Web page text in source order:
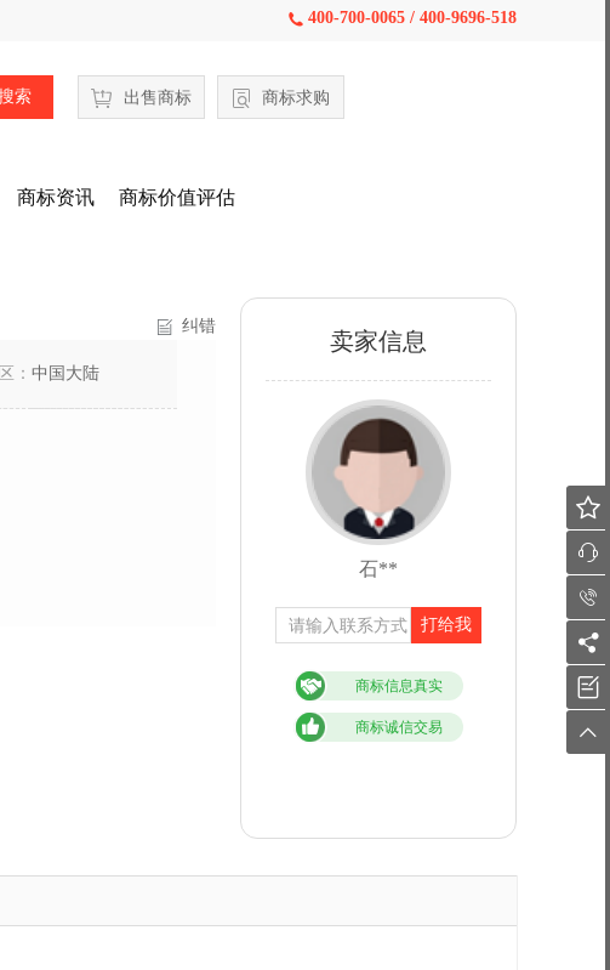
 400-700-0065 / 400-9696-518
索 出售商标 商标求购
商标资讯 商标价值评估
纠错
： 中国大陆
卖家信息
石**
打给我
商标信息真实
商标诚信交易





